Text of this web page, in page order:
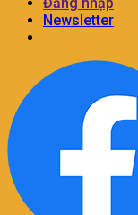
Đăng nhập
Newsletter